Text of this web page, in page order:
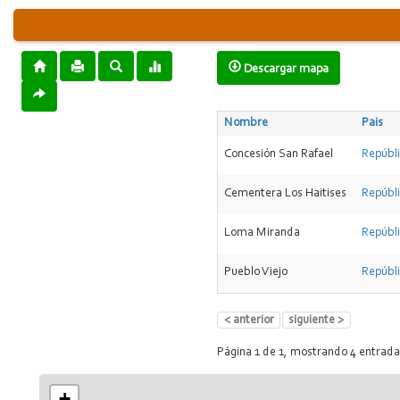
Descargar mapa
Nombre Pais
Concesión San Rafael
Cementera Los Haitises
Loma Miranda
Pueblo Viejo
< anterior siguiente >
Página 1 de 1, mostrando 4